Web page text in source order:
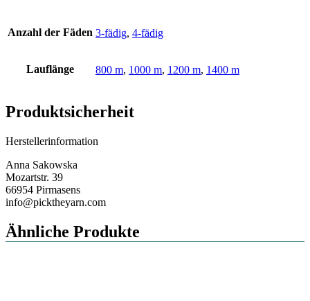
Anzahl der Fäden 3-fädig, 4-fädig
Lauflänge 800 m, 1000 m, 1200 m, 1400 m
Produktsicherheit
Herstellerinformation
Anna Sakowska
Mozartstr. 39
66954 Pirmasens
info@picktheyarn.com
Ähnliche Produkte